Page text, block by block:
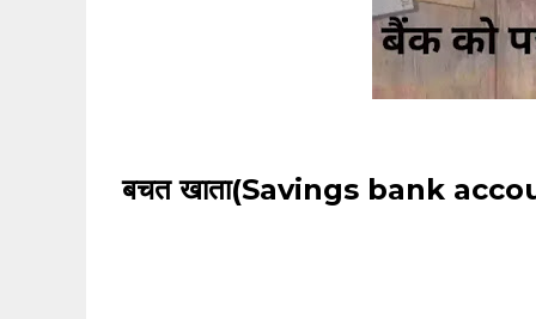
बचत खाता(Savings bank